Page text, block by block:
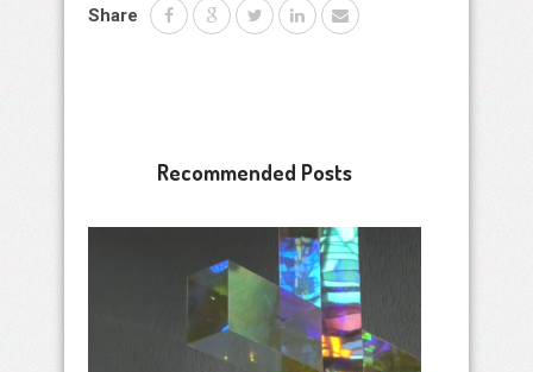
Share
Recommended Posts